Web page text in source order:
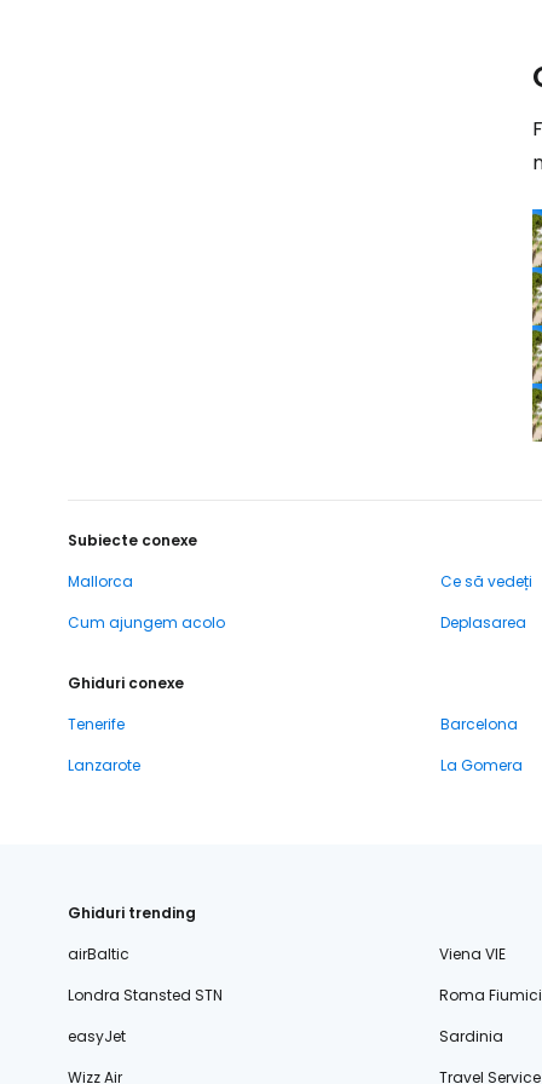
Subiecte conexe
Mallorca
Ce să vedeți
Cum ajungem acolo
Deplasarea
Ghiduri conexe
Tenerife
Barcelona
Lanzarote
La Gomera
Ghiduri trending
airBaltic
Viena VIE
Londra Stansted STN
Roma
easyJet
Sardinia
Wizz Air
Travel Service